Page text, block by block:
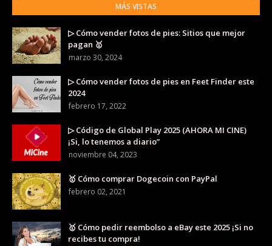
MÁS VISTAS
▷ Cómo vender fotos de pies: Sitios que mejor
pagan 🥇
marzo 30, 2024
▷ Cómo vender fotos de pies en Feet Finder este
2024
febrero 17, 2022
▷ Código de Global Play 2025 (AHORA MI CINE)
¡Si, lo tenemos a diario”
noviembre 04, 2023
🥇 Cómo comprar Dogecoin con PayPal
febrero 02, 2021
🥇 Cómo pedir reembolso a eBay este 2025 ¡Si no
recibes tu compra!